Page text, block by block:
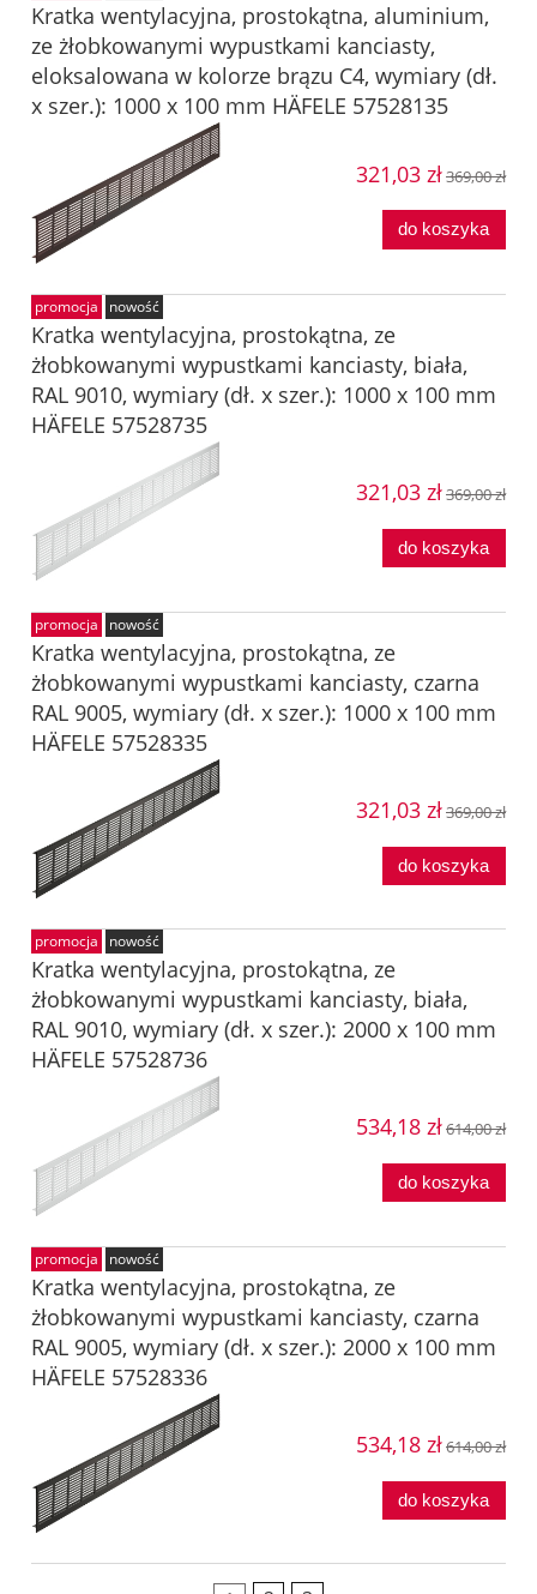
Kratka wentylacyjna, prostokątna, aluminium,
ze żłobkowanymi wypustkami kanciasty,
eloksalowana w kolorze brązu C4, wymiary (dł.
x szer.): 1000 x 100 mm HÄFELE 57528135
321,03 zł369,00 zł
do koszyka
Kratka wentylacyjna, prostokątna, ze
żłobkowanymi wypustkami kanciasty, biała,
RAL 9010, wymiary (dł. x szer.): 1000 x 100 mm
HÄFELE 57528735
321,03 zł369,00 zł
do koszyka
promocja nowość
Kratka wentylacyjna, prostokątna, ze
żłobkowanymi wypustkami kanciasty, czarna
RAL 9005, wymiary (dł. x szer.): 1000 x 100 mm
HÄFELE 57528335
321,03 zł369,00 zł
do koszyka
promocja nowość
Kratka wentylacyjna, prostokątna, ze
żłobkowanymi wypustkami kanciasty, biała,
RAL 9010, wymiary (dł. x szer.): 2000 x 100 mm
HÄFELE 57528736
534,18 zł614,00 zł
do koszyka
promocja nowość
Kratka wentylacyjna, prostokątna, ze
żłobkowanymi wypustkami kanciasty, czarna
RAL 9005, wymiary (dł. x szer.): 2000 x 100 mm
HÄFELE 57528336
534,18 zł614,00 zł
do koszyka
promocja nowość